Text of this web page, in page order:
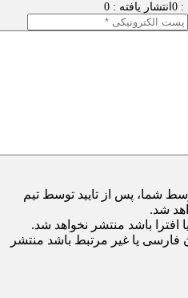
انتشار یافته : 0
شما، پس از تایید توسط تیم
شد.
افترا باشد منتشر نخواهد شد.
فارسی یا غیر مرتبط باشد منتشر